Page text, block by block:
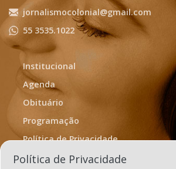
jornalismocolonial@gmail.com
55 3535.1022
Institucional
Agenda
Obituário
Programação
Política de Privacidade
Termos de Uso
Política de Privacidade